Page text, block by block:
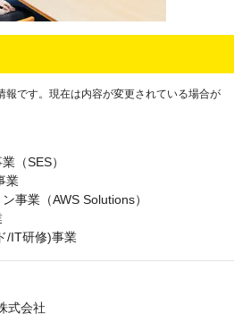
です。現在は内容が変更されている場合が
（SES）
業
事業（AWS Solutions）
/IT研修)事業
式会社